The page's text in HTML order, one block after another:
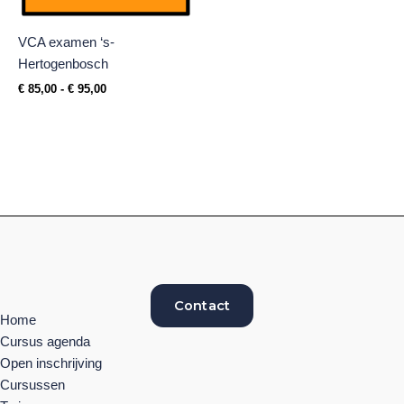
VCA examen ‘s-
Hertogenbosch
€ 85,00 - € 95,00
Contact
Home
Cursus agenda
Open inschrijving
Cursussen